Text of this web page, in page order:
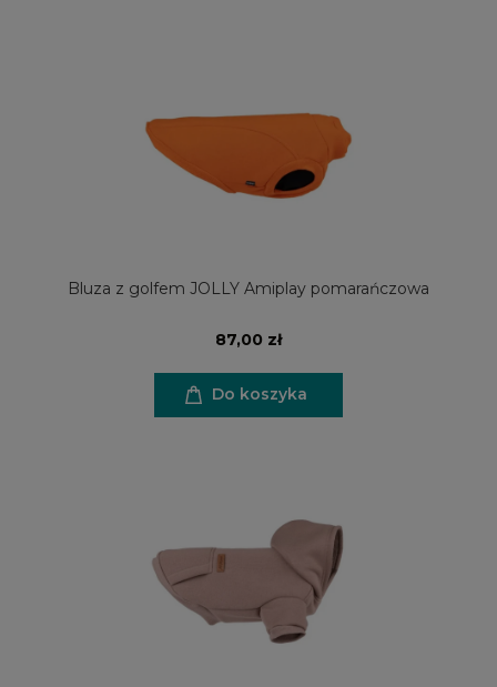
Bluza z golfem JOLLY Amiplay pomarańczowa
87,00 zł
Do koszyka